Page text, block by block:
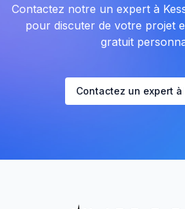
Contactez notre un expert à
pour discuter de votre projet
gratuit
Contactez un expert à